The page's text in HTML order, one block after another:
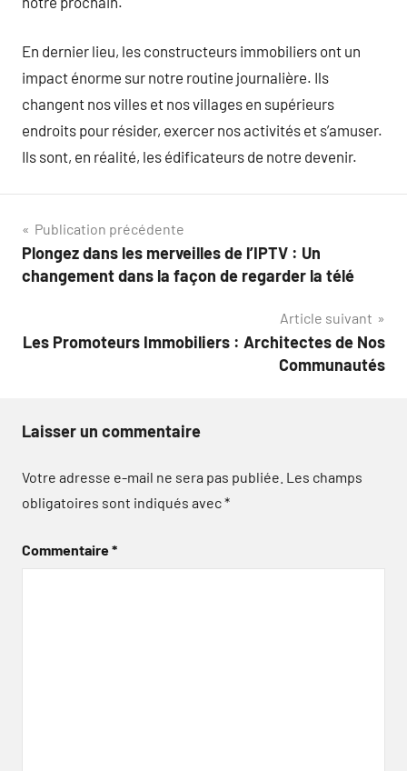
En dernier lieu, les constructeurs immobiliers ont un
impact énorme sur notre routine journalière. Ils
changent nos villes et nos villages en supérieurs
endroits pour résider, exercer nos activités et s’amuser.
Ils sont, en réalité, les édificateurs de notre devenir.
Navigation
de
Publication précédente
Plongez dans les merveilles de l’IPTV : Un
changement dans la façon de regarder la télé
Article suivant
Les Promoteurs Immobiliers : Architectes de Nos
Communautés
Laisser un commentaire
Votre adresse e-mail ne sera pas publiée. Les champs
obligatoires sont indiqués avec*
Commentaire*